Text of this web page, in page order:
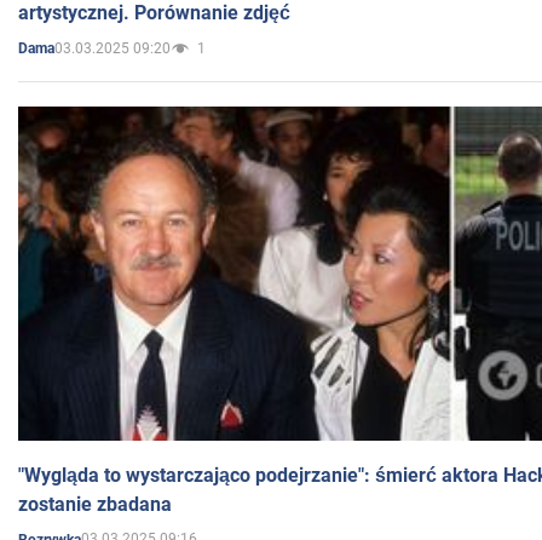
artystycznej. Porównanie zdjęć
Dama03.03.2025 09:20 1
"Wygląda to wystarczająco podejrzanie": śmierć aktora
zostanie zbadana